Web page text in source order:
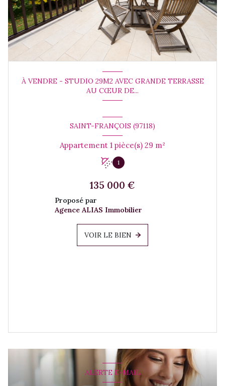
À VENDRE - STUDIO 29M2 AVEC GRANDE TERRASSE
AU CŒUR DE...
SAINT-FRANÇOIS (97118)
Appartement 1 pièce(s) 29 m²
1
135 000 €
Proposé par
Agence ALIAS Immobilier
VOIR LE BIEN
ALERTE E-MAIL